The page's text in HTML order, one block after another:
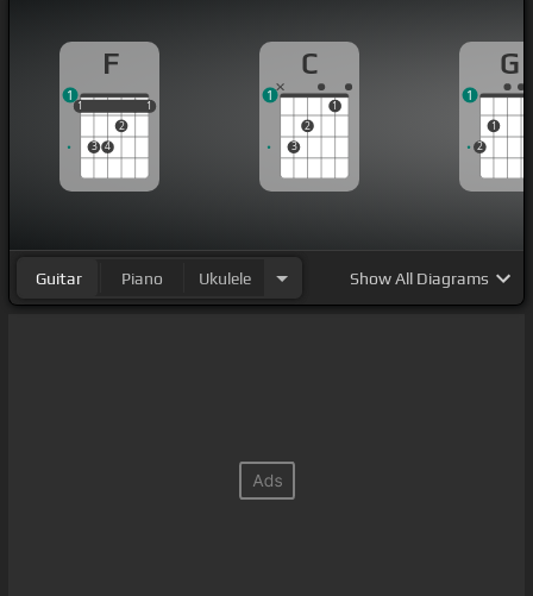
F
1
3 4
2
1
1 1
1
C
3
2
1
1
G
2
1
1
Guitar Piano Ukulele ShowAll Diagrams